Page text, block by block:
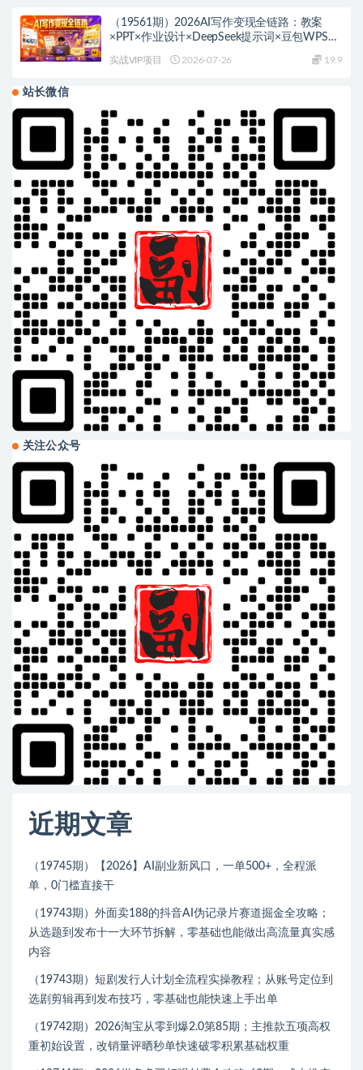
（19561期）2026AI写作变现全链路：教案
×PPT×作业设计×DeepSeek提示词×豆包WPS
实战VIP项目 2026-07-26 19.9
站长微信
关注公众号
近期文章
（19745期）【2026】AI副业新风口，一单500+，全程派
单，0门槛直接干
（19743期）外面卖188的抖音AI伪记录片赛道掘金全攻略；
从选题到发布十一大环节拆解，零基础也能做出高流量真实感
内容
（19743期）短剧发行人计划全流程实操教程；从账号定位到
选剧剪辑再到发布技巧，零基础也能快速上手出单
（19742期）2026淘宝从零到爆2.0第85期；主推款五项高权
重初始设置，改销量评晒秒单快速破零积累基础权重